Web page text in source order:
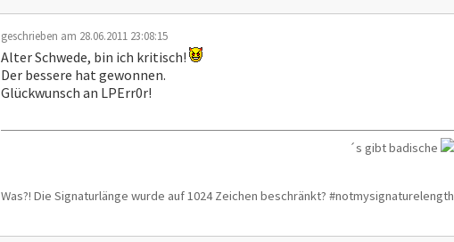
geschrieben am 28.06.2011 23:08:15
Alter Schwede, bin ich kritisch!
Der bessere hat gewonnen.
Glückwunsch an LPErr0r!
´s gibt badische
Was?! Die Signaturlänge wurde auf 1024 Zeichen beschränkt? #notmysignaturelength